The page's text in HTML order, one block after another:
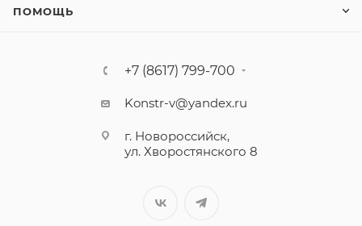
ПОМОЩЬ
+7 (8617) 799-700
Konstr-v@yandex.ru
г. Новороссийск,
ул. Хворостянского 8